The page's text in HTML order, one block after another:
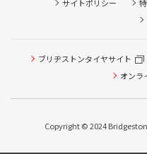
サイトポリシー
ブリヂストンタイヤサイト
オンラ
Copyright © 2024
タイヤ点検・安全点検/
ピット作業の予約
本日のタイヤ履き替え